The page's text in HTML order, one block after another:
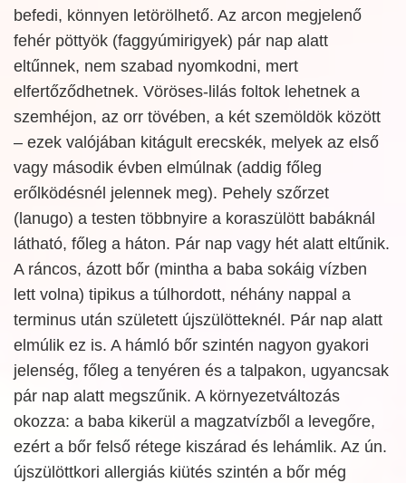
befedi, könnyen letörölhető. Az arcon megjelenő
fehér pöttyök (faggyúmirigyek) pár nap alatt
eltűnnek, nem szabad nyomkodni, mert
elfertőződhetnek. Vöröses-lilás foltok lehetnek a
szemhéjon, az orr tövében, a két szemöldök között
– ezek valójában kitágult erecskék, melyek az első
vagy második évben elmúlnak (addig főleg
erőlködésnél jelennek meg). Pehely szőrzet
(lanugo) a testen többnyire a koraszülött babáknál
látható, főleg a háton. Pár nap vagy hét alatt eltűnik.
A ráncos, ázott bőr (mintha a baba sokáig vízben
lett volna) tipikus a túlhordott, néhány nappal a
terminus után született újszülötteknél. Pár nap alatt
elmúlik ez is. A hámló bőr szintén nagyon gyakori
jelenség, főleg a tenyéren és a talpakon, ugyancsak
pár nap alatt megszűnik. A környezetváltozás
okozza: a baba kikerül a magzatvízből a levegőre,
ezért a bőr felső rétege kiszárad és lehámlik. Az ún.
újszülöttkori allergiás kiütés szintén a bőr még